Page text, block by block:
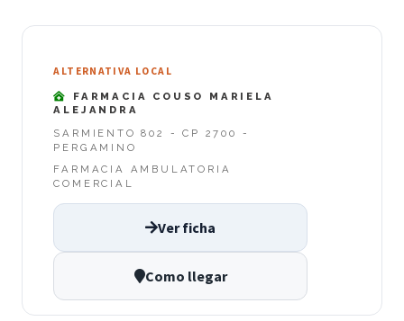
ALTERNATIVA LOCAL
FARMACIA COUSO MARIELA
ALEJANDRA
SARMIENTO 802 - CP 2700 -
PERGAMINO
FARMACIA AMBULATORIA
COMERCIAL
Ver ficha
Como llegar